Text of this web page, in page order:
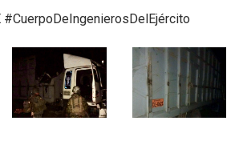
#CuerpoDeIngenierosDelEjército